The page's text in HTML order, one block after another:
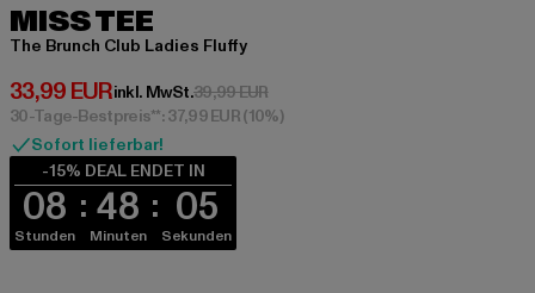
MISS TEE
The Brunch Club Ladies Fluffy
33,99 EUR
Derzeitiger Preis: 33,99 EUR
inkl. MwSt.39,99 EURAktionspreis: 39,99 EUR
30-Tage-Bestpreis**: 37,99 EUR(10%)
Sofort lieferbar!
-15% DEAL ENDET IN
08
Stunden
48
Minuten
05
Sekunden